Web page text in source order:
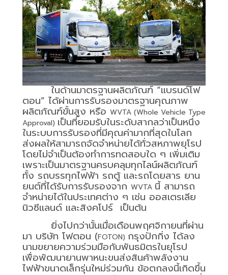
ในด้านมาตรฐานผลิตภัณฑ์ “แบรนด์โฟ
ตอน” ได้ผ่านการรับรองมาตรฐานคุณภาพ
ผลิตภัณฑ์ขั้นสูง หรือ WVTA (Whole Vehicle Type
Approval) เป็นที่ยอมรับในระดับสากลว่าเป็นหนึ่ง
ในระบบการรับรองที่มีคุณค่ามากที่สุดในโลก
ส่งผลให้สามารถจัดจำหน่ายได้ทั่วสหภาพยุโรป
โดยไม่จำเป็นต้องทำการทดสอบใด ๆ เพิ่มเติม
เพราะเป็นมาตรฐานครบคลุมทุกไลน์ผลิตภัณฑ์
ทั้ง รถบรรทุกไฟฟ้า รถตู้ และรถโดยสาร ยาน
ยนต์ที่ได้รับการรับรองจาก WVTA นี้ สามารถ
จำหน่ายได้ในประเทศต่าง ๆ เช่น ออสเตรเลีย
นิวซีแลนด์ และสิงคโปร์ เป็นต้น
ยิ่งไปกว่านั้นเมื่อเดือนพฤศจิกายนที่ผ่าน
มา บริษัท โฟตอน (FOTON) กรุงปักกิ่ง ได้ลง
นามขยายความร่วมมือกับพันธมิตรในยุโรป
เพื่อพัฒนายานพาหนะขนส่งสินค้าพลังงาน
ไฟฟ้าขนาดเล็กรุ่นใหม่ร่วมกัน ข้อตกลงนี้เกิดขึ้น